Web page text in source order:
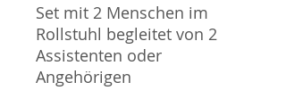
Set mit 2 Menschen im
Rollstuhl begleitet von 2
Assistenten oder
Angehörigen